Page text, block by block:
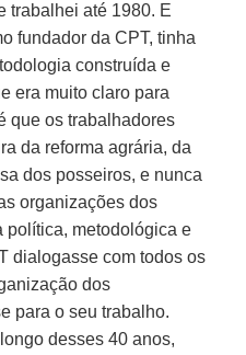
trabalhei até 1980. E
fundador da CPT, tinha
construída e
era muito claro para
que os trabalhadores
da reforma agrária, da
dos posseiros, e nunca
organizações dos
política, metodológica e
dialogasse com todos os
dos
para o seu trabalho.
desses 40 anos,